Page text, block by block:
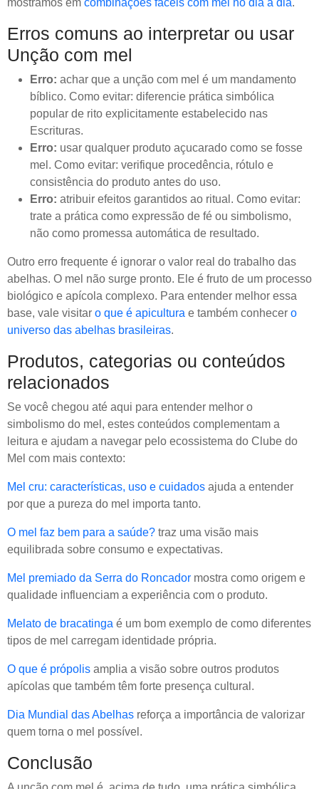
mostramos em combinações fáceis com mel no dia a dia.
Erros comuns ao interpretar ou usar
Unção com mel
Erro: achar que a unção com mel é um mandamento
bíblico. Como evitar: diferencie prática simbólica
popular de rito explicitamente estabelecido nas
Escrituras.
Erro: usar qualquer produto açucarado como se fosse
mel. Como evitar: verifique procedência, rótulo e
consistência do produto antes do uso.
Erro: atribuir efeitos garantidos ao ritual. Como evitar:
trate a prática como expressão de fé ou simbolismo,
não como promessa automática de resultado.
Outro erro frequente é ignorar o valor real do trabalho das
abelhas. O mel não surge pronto. Ele é fruto de um processo
biológico e apícola complexo. Para entender melhor essa
base, vale visitar o que é apicultura e também conhecer o
universo das abelhas brasileiras.
Produtos, categorias ou conteúdos
relacionados
Se você chegou até aqui para entender melhor o
simbolismo do mel, estes conteúdos complementam a
leitura e ajudam a navegar pelo ecossistema do Clube do
Mel com mais contexto:
Mel cru: características, uso e cuidados ajuda a entender
por que a pureza do mel importa tanto.
O mel faz bem para a saúde? traz uma visão mais
equilibrada sobre consumo e expectativas.
Mel premiado da Serra do Roncador mostra como origem e
qualidade influenciam a experiência com o produto.
Melato de bracatinga é um bom exemplo de como diferentes
tipos de mel carregam identidade própria.
O que é própolis amplia a visão sobre outros produtos
apícolas que também têm forte presença cultural.
Dia Mundial das Abelhas reforça a importância de valorizar
quem torna o mel possível.
Conclusão